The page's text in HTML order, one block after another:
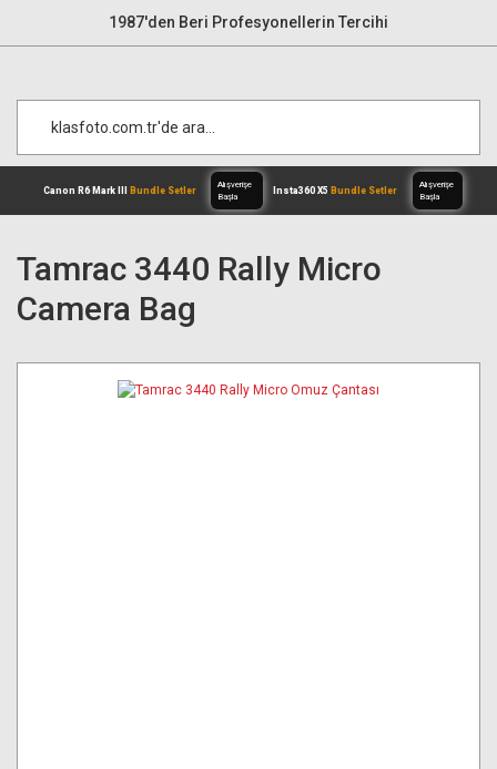
1987'den Beri Profesyonellerin Tercihi
Canon R6 Mark III
Tamrac 3440 Rally Micro
Camera Bag